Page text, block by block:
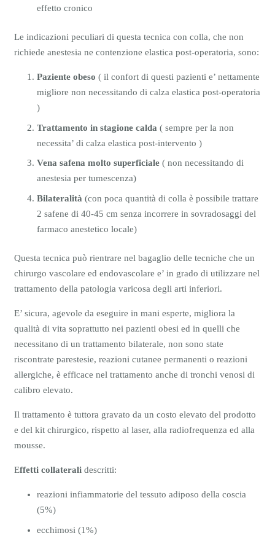
effetto cronico
Le indicazioni peculiari di questa tecnica con colla, che non
richiede anestesia ne contenzione elastica post-operatoria, sono:
Paziente obeso ( il confort di questi pazienti e’ nettamente
migliore non necessitando di calza elastica post-operatoria
)
Trattamento in stagione calda ( sempre per la non
necessita’ di calza elastica post-intervento )
Vena safena molto superficiale ( non necessitando di
anestesia per tumescenza)
Bilateralità (con poca quantità di colla è possibile trattare
2 safene di 40-45 cm senza incorrere in sovradosaggi del
farmaco anestetico locale)
Questa tecnica può rientrare nel bagaglio delle tecniche che un
chirurgo vascolare ed endovascolare e’ in grado di utilizzare nel
trattamento della patologia varicosa degli arti inferiori.
E’ sicura, agevole da eseguire in mani esperte, migliora la
qualità di vita soprattutto nei pazienti obesi ed in quelli che
necessitano di un trattamento bilaterale, non sono state
riscontrate parestesie, reazioni cutanee permanenti o reazioni
allergiche, è efficace nel trattamento anche di tronchi venosi di
calibro elevato.
Il trattamento è tuttora gravato da un costo elevato del prodotto
e del kit chirurgico, rispetto al laser, alla radiofrequenza ed alla
mousse.
Effetti collateralidescritti:
reazioni infiammatorie del tessuto adiposo della coscia
(5%)
ecchimosi (1%)